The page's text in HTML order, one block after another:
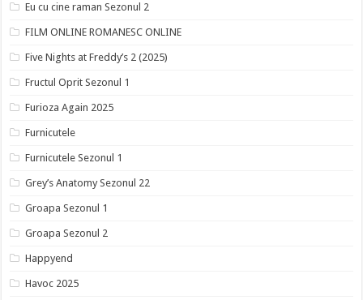
Eu cu cine raman Sezonul 2
FILM ONLINE ROMANESC ONLINE
Five Nights at Freddy’s 2 (2025)
Fructul Oprit Sezonul 1
Furioza Again 2025
Furnicutele
Furnicutele Sezonul 1
Grey’s Anatomy Sezonul 22
Groapa Sezonul 1
Groapa Sezonul 2
Happyend
Havoc 2025